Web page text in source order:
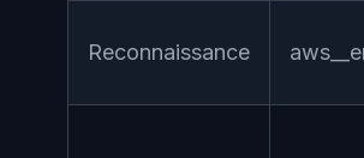
Reconnaissance